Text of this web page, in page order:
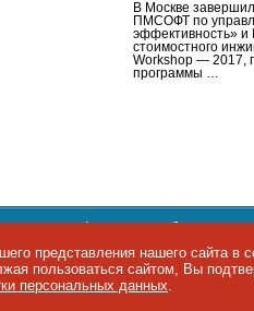
В Москве
ПМСОФТ по
эффективность» и
стоимостного
Workshop — 2017,
программы …
,информация об
Факс: +7 495 974-22-63. E-mail:
представления нашего сайта в
пользоваться сайтом, Вы
персональных данных.